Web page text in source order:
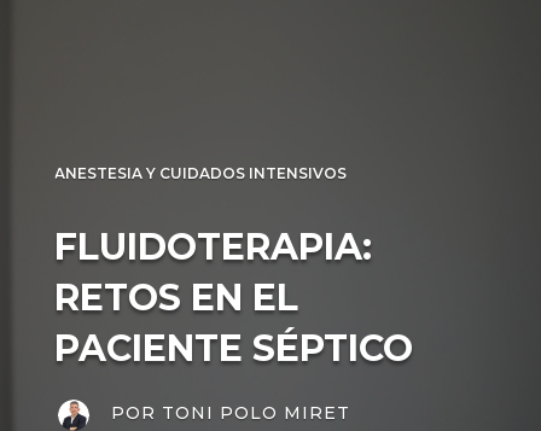
ANESTESIA Y CUIDADOS INTENSIVOS
FLUIDOTERAPIA:
RETOS EN EL
PACIENTE SÉPTICO
POR TONI POLO MIRET